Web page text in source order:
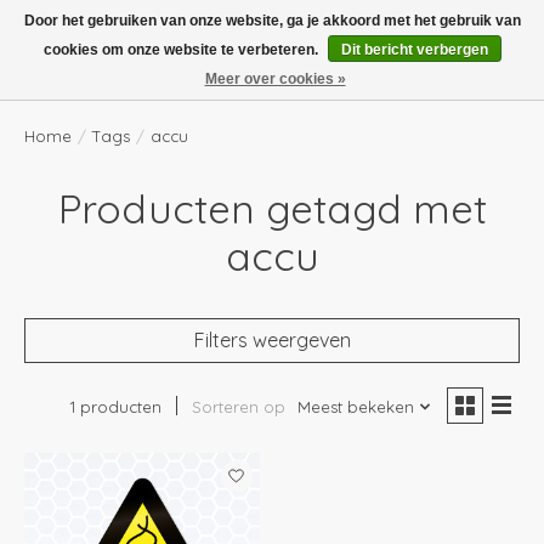
Boven de €100,- gratis verzending! Vóór 14.00 besteld, volgende dag in huis!
Verlanglijst
Home / Tags / accu
Producten getagd met
accu
Filters weergeven
1 producten Sorteren op Meest bekeken
Door het gebruiken van onze website, ga je akkoord met het gebruik van
cookies om onze website te verbeteren.
Dit bericht verbergen
Meer over cookies »